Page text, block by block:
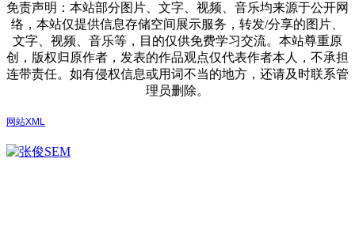
免责声明：本站部分图片、文字、视频、音乐均来源于公开网
络，本站仅提供信息存储空间展示服务，转发/分享的图片、
文字、视频、音乐等，目的仅供免费学习交流。本站尊重原
创，版权归原作者，发表的作品观点仅代表作者本人，不承担
连带责任。如有侵权信息或用词不当的地方，还请及时联系管
理员删除。
网站XML